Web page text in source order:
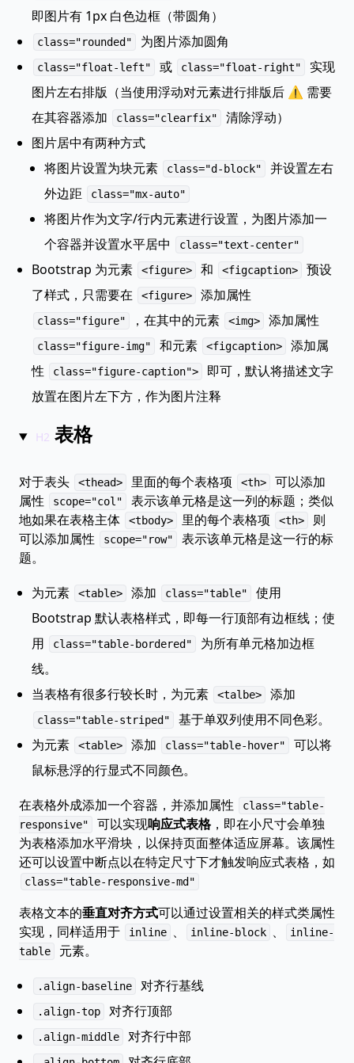
即图片有 1px 白色边框（带圆角）
class="rounded" 为图片添加圆角
class="float-left" 或 class="float-right"
实现
图片左右排版（当使用浮动对元素进行排版后 ⚠️ 需要
在其容器添加
class="clearfix"
清除浮动）
图片居中有两种方式
将图片设置为块元素
class="d-block"
并设置左右
外边距
class="mx-auto"
将图片作为文字/行内元素进行设置，为图片添加一
个容器并设置水平居中
class="text-center"
Bootstrap 为元素 <figure> 和 <figcaption>
预设
了样式，只需要在
<figure> 添加属性
class="figure" ，在其中的元素 <img> 添加属性
class="figure-img" 和元素 <figcaption>
添加属
性
class="figure-caption">
即可，默认将描述文字
放置在图片左下方，作为图片注释
表格
对于表头 <thead> 里面的每个表格项 <th>
可以添加
属性
scope="col"
表示该单元格是这一列的标题；类似
地如果在表格主体
<tbody> 里的每个表格项 <th>
则
可以添加属性
scope="row"
表示该单元格是这一行的标
题。
为元素
<table> 添加 class="table"
使用
Bootstrap 默认表格样式，即每一行顶部有边框线；使
用
class="table-bordered"
为所有单元格加边框
线。
当表格有很多行较长时，为元素
<talbe> 添加
class="table-striped"
基于单双列使用不同色彩。
为元素
<table> 添加 class="table-hover"
可以将
鼠标悬浮的行显式不同颜色。
在表格外成添加一个容器，并添加属性
class="table-
responsive"
可以实现响应式表格，即在小尺寸会单独
为表格添加水平滑块，以保持页面整体适应屏幕。该属性
还可以设置中断点以在特定尺寸下才触发响应式表格，如
class="table-responsive-md"
表格文本的垂直对齐方式可以通过设置相关的样式类属性
实现，同样适用于
inline 、 inline-block 、
inline-
table
元素。
.align-baseline 对齐行基线
.align-top 对齐行顶部
.align-middle 对齐行中部